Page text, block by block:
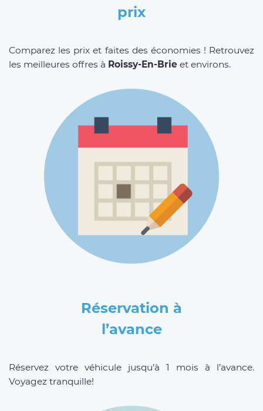
prix
Comparez les prix et faites des économies ! Retrouvez
les meilleures offres à Roissy-En-Brie et environs.
Réservation à
l’avance
Réservez votre véhicule jusqu’à 1 mois à l’avance.
Voyagez tranquille!